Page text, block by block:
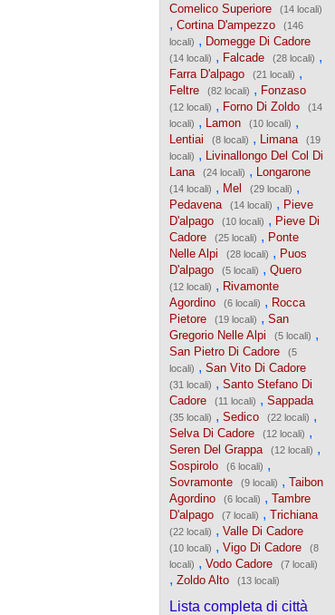
Comelico Superiore (14 locali)
, Cortina D'ampezzo
(146
locali) , Domegge Di Cadore
(14 locali) , Falcade (28 locali) ,
Farra D'alpago (21 locali) ,
Feltre (82 locali) , Fonzaso
(12 locali) , Forno Di Zoldo
(14
locali) , Lamon (10 locali) ,
Lentiai (8 locali) , Limana
(19
locali) , Livinallongo Del Col Di
Lana
(24 locali) , Longarone
(14 locali) , Mel (29 locali) ,
Pedavena (14 locali) , Pieve
D'alpago
(10 locali) , Pieve Di
Cadore
(25 locali) , Ponte
Nelle Alpi
(28 locali) , Puos
D'alpago
(5 locali) , Quero
(12 locali) , Rivamonte
Agordino
(6 locali) , Rocca
Pietore
(19 locali) , San
Gregorio Nelle Alpi
(5 locali) ,
San Pietro Di Cadore
(5
locali) , San Vito Di Cadore
(31 locali) , Santo Stefano Di
Cadore
(11 locali) , Sappada
(35 locali) , Sedico (22 locali) ,
Selva Di Cadore (12 locali) ,
Seren Del Grappa (12 locali) ,
Sospirolo (6 locali) ,
Sovramonte (9 locali) , Taibon
Agordino
(6 locali) , Tambre
D'alpago
(7 locali) , Trichiana
(22 locali) , Valle Di Cadore
(10 locali) , Vigo Di Cadore
(8
locali) , Vodo Cadore (7 locali)
, Zoldo Alto (13 locali)
Lista completa di città